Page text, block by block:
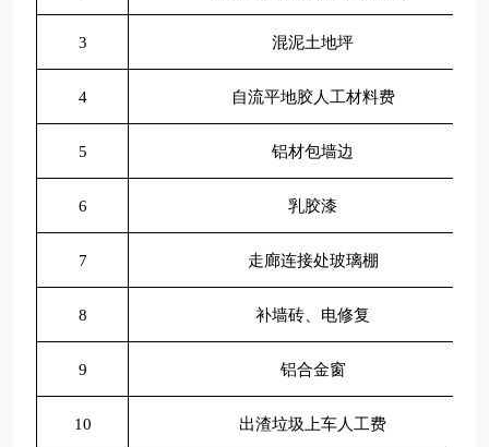
3 混泥土地坪
4 自流平地胶人工材料费
5 铝材包墙边
6 乳胶漆
7 走廊连接处玻璃棚
8 补墙砖、电修复
9 铝合金窗
10 出渣垃圾上车人工费